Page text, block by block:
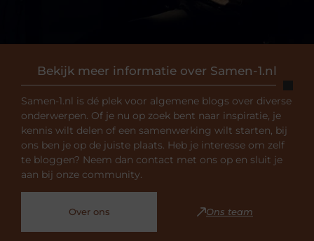
Bekijk meer informatie over Samen-1.nl
Samen-1.nl is dé plek voor algemene blogs over diverse
onderwerpen. Of je nu op zoek bent naar inspiratie, je
kennis wilt delen of een samenwerking wilt starten, bij
ons ben je op de juiste plaats. Heb je interesse om zelf
te bloggen? Neem dan contact met ons op en sluit je
aan bij onze community.
Over ons Ons team